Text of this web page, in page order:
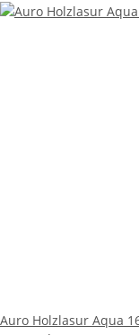
Auro Holzlasur Aqua